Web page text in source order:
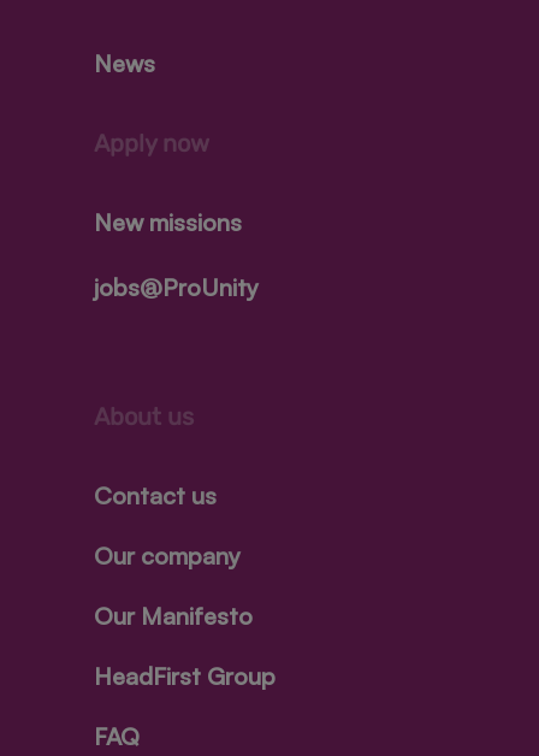
News
Apply now
New missions
jobs@ProUnity
About us
Contact us
Our company
Our Manifesto
HeadFirst Group
FAQ